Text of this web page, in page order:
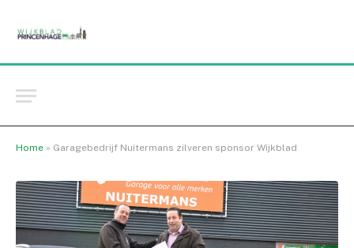
Home » Garagebedrijf Nuitermans zilveren sponsor Wijkblad